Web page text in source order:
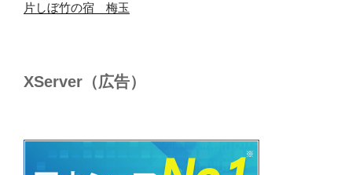
片しぼ竹の宿 梅玉
XServer（広告）